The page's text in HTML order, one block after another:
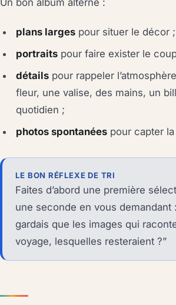
Un bon album alterne :
plans larges pour situer le décor ;
portraits pour faire exister le
détails pour rappeler
fleur, une valise, des mains, un
quotidien ;
photos spontanées pour capter
LE BON RÉFLEXE DE TRI
Faites d’abord une première
une seconde en vous demandant
gardais que les images qui
voyage, lesquelles resteraient ?”